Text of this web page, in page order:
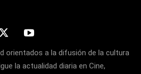
orientados a la difusión de la cultura
la actualidad diaria en Cine,